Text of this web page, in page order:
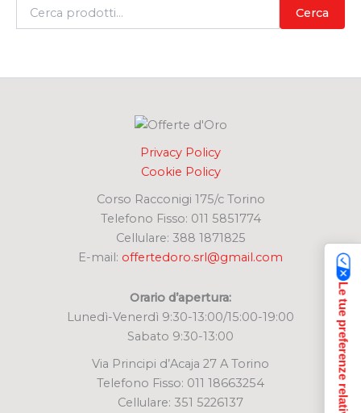
Cerca
Privacy Policy
Cookie Policy
Corso Racconigi 175/c Torino
Telefono Fisso: 011 5851774
Cellulare: 388 1871825
E-mail: offertedoro.srl@gmail.com
Orario d’apertura:
Lunedì-Venerdì 9:30-13:00/15:00-19:00
Sabato 9:30-13:00
Via Principi d’Acaja 27 A Torino
Telefono Fisso: 011 18663254
Cellulare: 351 5226137